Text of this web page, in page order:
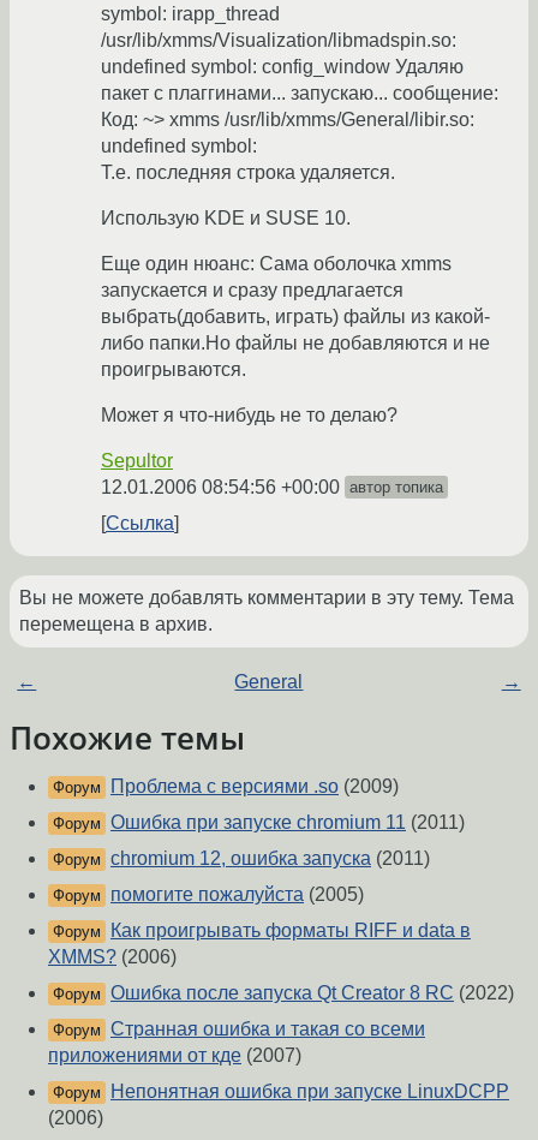
symbol: irapp_thread
/usr/lib/xmms/Visualization/libmadspin.so:
undefined symbol: config_window Удаляю
пакет с плаггинами... запускаю... сообщение:
Код: ~> xmms /usr/lib/xmms/General/libir.so:
undefined symbol:
Т.е. последняя строка удаляется.
Использую KDE и SUSE 10.
Еще один нюанс: Сама оболочка xmms
запускается и сразу предлагается
выбрать(добавить, играть) файлы из какой-
либо папки.Но файлы не добавляются и не
проигрываются.
Может я что-нибудь не то делаю?
Sepultor
12.01.2006 08:54:56 +00:00 автор топика
Ссылка
Вы не можете добавлять комментарии в эту тему. Тема
перемещена в архив.
← General →
Похожие темы
Форум Проблема с версиями .so (2009)
Форум Ошибка при запуске chromium 11 (2011)
Форум chromium 12, ошибка запуска (2011)
Форум помогите пожалуйста (2005)
Форум
Как проигрывать форматы RIFF и data в
XMMS? (2006)
Форум Ошибка после запуска Qt Creator 8 RC (2022)
Форум Странная ошибка и такая со всеми
приложениями от кде (2007)
Форум
Непонятная ошибка при запуске LinuxDCPP
(2006)